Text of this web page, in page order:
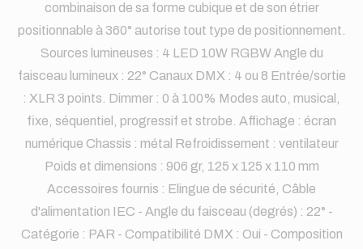
combinaison de sa forme cubique et de son étrier
positionnable à 360° autorise tout type de positionnement.
Sources lumineuses : 4 LED 10W RGBW Angle du
faisceau lumineux : 22° Canaux DMX : 4 ou 8 Entrée/sortie
: XLR 3 points. Dimmer : 0 à 100% Modes auto, musical,
fixe, séquentiel, progressif et strobe. Affichage : écran
numérique Chassis : métal Refroidissement : ventilateur
Poids et dimensions : 906 gr, 125 x 125 x 110 mm
Accessoires fournis : Elingue de sécurité, Câble
d'alimentation IEC - Angle du faisceau (degrés) : 22° -
Catégorie : PAR - Compatibilité DMX : Oui - Composition